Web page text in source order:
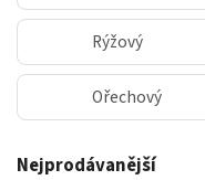
Rýžový
Ořechový
Nejprodávanější